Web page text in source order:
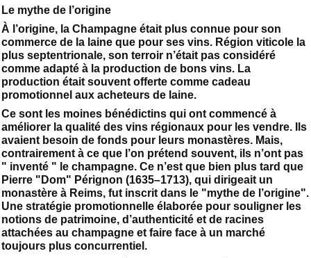
Le mythe de l’origine
À l’origine, la Champagne était plus connue pour son
commerce de la laine que pour ses vins. Région viticole la
plus septentrionale, son terroir n’était pas considéré
comme adapté à la production de bons vins. La
production était souvent offerte comme cadeau
promotionnel aux acheteurs de laine.
Ce sont les moines bénédictins qui ont commencé à
améliorer la qualité des vins régionaux pour les vendre. Ils
avaient besoin de fonds pour leurs monastères. Mais,
contrairement à ce que l’on prétend souvent, ils n’ont pas
" inventé " le champagne. Ce n’est que bien plus tard que
Pierre "Dom" Pérignon (1635–1713), qui dirigeait un
monastère à Reims, fut inscrit dans le "mythe de l’origine".
Une stratégie promotionnelle élaborée pour souligner les
notions de patrimoine, d’authenticité et de racines
attachées au champagne et faire face à un marché
toujours plus concurrentiel.